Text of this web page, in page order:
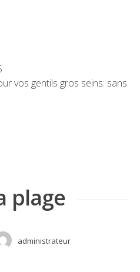
vos gentils gros seins: sans
plage
administrateur